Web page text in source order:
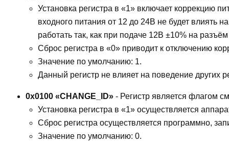
Установка регистра в «1» включает коррекцию
входного питания от 12 до 24В не будет влиять
работать так, как при подаче 12В ±10% на
Сброс регистра в «0» приводит к отключению
Значение по умолчанию: 1.
Данный регистр не влияет на поведение других
0x0100 «CHANGE_ID» - Регистр является флагом
Установка регистра в «1» осуществляется
Сброс регистра осуществляется программно,
Значение по умолчанию: 0.